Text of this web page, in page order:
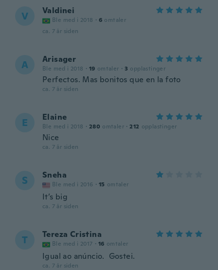
V Valdinei
Ble med i 2018 · 6 omtaler
ca. 7 år siden
A Arisager
Ble med i 2018 · 19 omtaler · 3 opplastinger
Perfectos. Mas bonitos que en la foto
ca. 7 år siden
E Elaine
Ble med i 2018 · 280 omtaler · 212 opplastinger
Nice
ca. 7 år siden
S Sneha
Ble med i 2016 · 15 omtaler
It’s big
ca. 7 år siden
T Tereza Cristina
Ble med i 2017 · 16 omtaler
Igual ao anúncio. Gostei.
ca. 7 år siden